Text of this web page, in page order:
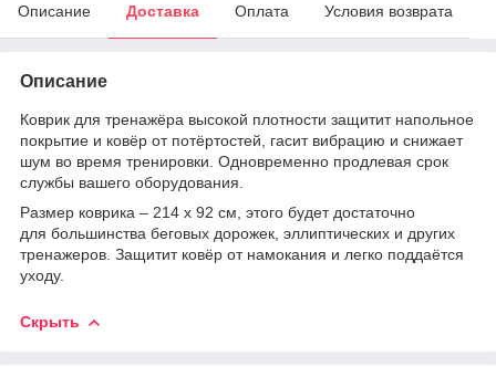
Описание Доставка Оплата Условия возврата
Описание
Коврик для тренажёра высокой плотности защитит напольное
покрытие и ковёр от потёртостей, гасит вибрацию и снижает
шум во время тренировки. Одновременно продлевая срок
службы вашего оборудования.
Размер коврика – 214 х 92 см, этого будет достаточно
для большинства беговых дорожек, эллиптических и других
тренажеров. Защитит ковёр от намокания и легко поддаётся
уходу.
Скрыть